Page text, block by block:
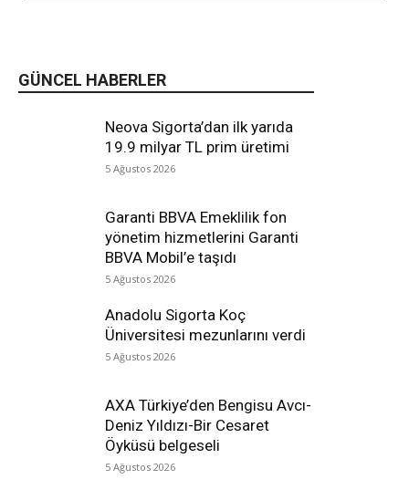
GÜNCEL HABERLER
Neova Sigorta’dan ilk yarıda
19.9 milyar TL prim üretimi
5 Ağustos 2026
Garanti BBVA Emeklilik fon
yönetim hizmetlerini Garanti
BBVA Mobil’e taşıdı
5 Ağustos 2026
Anadolu Sigorta Koç
Üniversitesi mezunlarını verdi
5 Ağustos 2026
AXA Türkiye’den Bengisu Avcı-
Deniz Yıldızı-Bir Cesaret
Öyküsü belgeseli
5 Ağustos 2026